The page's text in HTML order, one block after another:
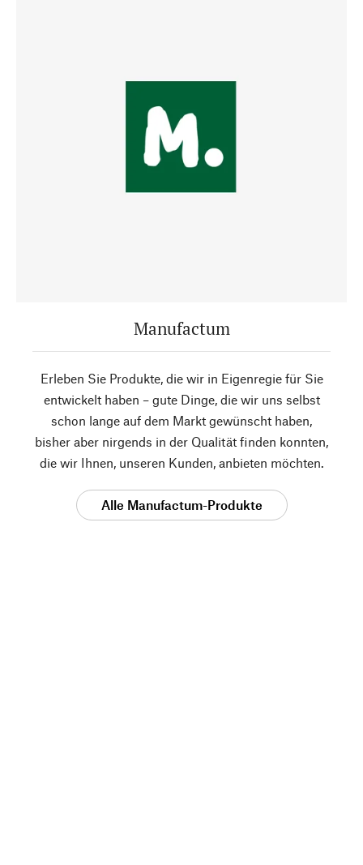
Manufactum
Erleben Sie Produkte, die wir in Eigenregie für Sie
entwickelt haben – gute Dinge, die wir uns selbst
schon lange auf dem Markt gewünscht haben,
bisher aber nirgends in der Qualität finden konnten,
die wir Ihnen, unseren Kunden, anbieten möchten.
Alle Manufactum-Produkte